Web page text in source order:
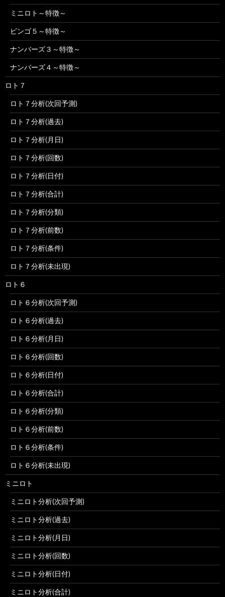
ミニロト～特徴～
ビンゴ５～特徴～
ナンバーズ３～特徴～
ナンバーズ４～特徴～
ロト７
ロト７分析(次回予測)
ロト７分析(過去)
ロト７分析(月日)
ロト７分析(回数)
ロト７分析(日付)
ロト７分析(合計)
ロト７分析(分類)
ロト７分析(前数)
ロト７分析(条件)
ロト７分析(未出現)
ロト６
ロト６分析(次回予測)
ロト６分析(過去)
ロト６分析(月日)
ロト６分析(回数)
ロト６分析(日付)
ロト６分析(合計)
ロト６分析(分類)
ロト６分析(前数)
ロト６分析(条件)
ロト６分析(未出現)
ミニロト
ミニロト分析(次回予測)
ミニロト分析(過去)
ミニロト分析(月日)
ミニロト分析(回数)
ミニロト分析(日付)
ミニロト分析(合計)